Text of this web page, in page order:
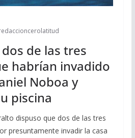
de las tres
habrían invadido
Noboa y
piscina
dispuso que dos de las tres
presuntamente invadir la casa